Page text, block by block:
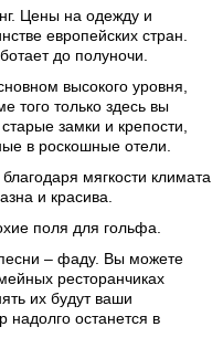
Цены на одежду и
европейских стран.
до полуночи.
высокого уровня,
того только здесь вы
замки и крепости,
в роскошные отели.
мягкости климата
и красива.
поля для гольфа.
– фаду. Вы можете
ресторанчиках
их будут ваши
останется в